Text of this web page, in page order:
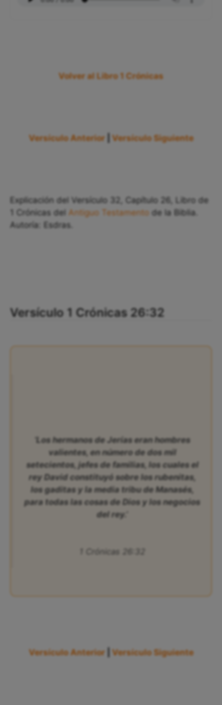
Volver al Libro 1 Crónicas
Versículo Anterior Versículo Siguiente
Explicación del Versículo 32, Capítulo 26, Libro de
1 Crónicas del Antiguo Testamento de la Biblia.
Autoría: Esdras.
Versículo 1 Crónicas 26:32
‘Los hermanos de Jerías eran hombres
valientes, en número de dos mil
setecientos, jefes de familias, los cuales el
rey David constituyó sobre los rubenitas,
los gaditas y la media tribu de Manasés,
para todas las cosas de Dios y los negocios
del rey.’
1 Crónicas 26:32
Versículo Anterior Versículo Siguiente